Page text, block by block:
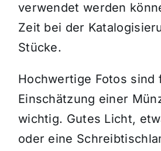
verwendet werden
Zeit bei der
Stücke.
Hochwertige Fotos sind
Einschätzung einer
wichtig. Gutes Licht,
oder eine